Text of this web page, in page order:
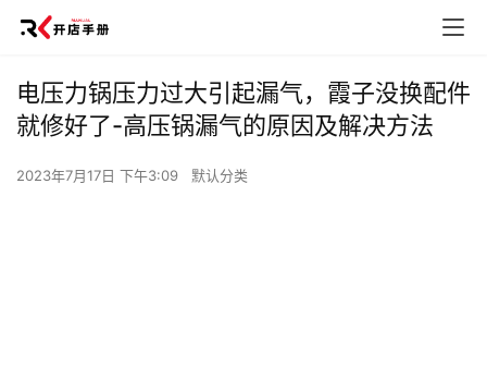
电压力锅压力过大引起漏气，霞子没换配件
就修好了-高压锅漏气的原因及解决方法
2023年7月17日 下午3:09 默认分类